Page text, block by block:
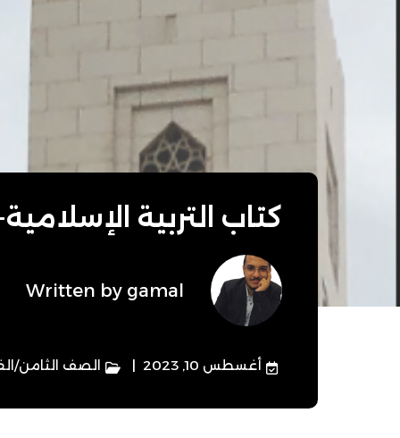
كتاب التربية
Written by gamal
أغسطس 10, 2023 الصف الثامن/